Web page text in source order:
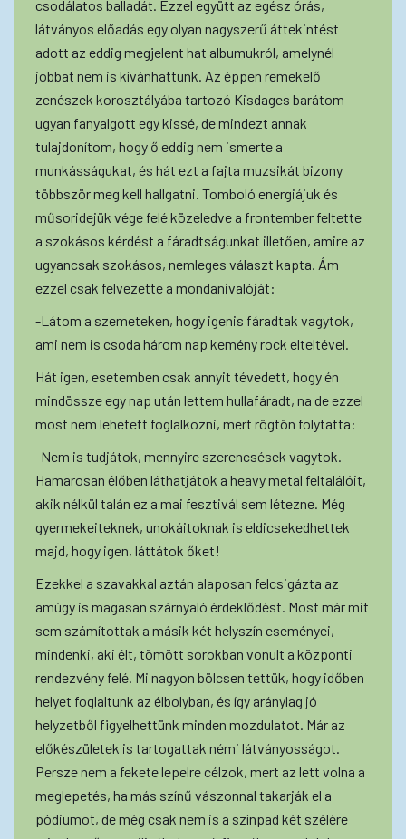
csodálatos balladát. Ezzel együtt az egész órás,
látványos előadás egy olyan nagyszerű áttekintést
adott az eddig megjelent hat albumukról, amelynél
jobbat nem is kívánhattunk. Az éppen remekelő
zenészek korosztályába tartozó Kisdages barátom
ugyan fanyalgott egy kissé, de mindezt annak
tulajdonítom, hogy ő eddig nem ismerte a
munkásságukat, és hát ezt a fajta muzsikát bizony
többször meg kell hallgatni. Tomboló energiájuk és
műsoridejük vége felé közeledve a frontember feltette
a szokásos kérdést a fáradtságunkat illetően, amire az
ugyancsak szokásos, nemleges választ kapta. Ám
ezzel csak felvezette a mondanivalóját:
-Látom a szemeteken, hogy igenis fáradtak vagytok,
ami nem is csoda három nap kemény rock elteltével.
Hát igen, esetemben csak annyit tévedett, hogy én
mindössze egy nap után lettem hullafáradt, na de ezzel
most nem lehetett foglalkozni, mert rögtön folytatta:
-Nem is tudjátok, mennyire szerencsések vagytok.
Hamarosan élőben láthatjátok a heavy metal feltalálóit,
akik nélkül talán ez a mai fesztivál sem létezne. Még
gyermekeiteknek, unokáitoknak is eldicsekedhettek
majd, hogy igen, láttátok őket!
Ezekkel a szavakkal aztán alaposan felcsigázta az
amúgy is magasan szárnyaló érdeklődést. Most már mit
sem számítottak a másik két helyszín eseményei,
mindenki, aki élt, tömött sorokban vonult a központi
rendezvény felé. Mi nagyon bölcsen tettük, hogy időben
helyet foglaltunk az élbolyban, és így aránylag jó
helyzetből figyelhettünk minden mozdulatot. Már az
előkészületek is tartogattak némi látványosságot.
Persze nem a fekete lepelre célzok, mert az lett volna a
meglepetés, ha más színű vászonnal takarják el a
pódiumot, de még csak nem is a színpad két szélére